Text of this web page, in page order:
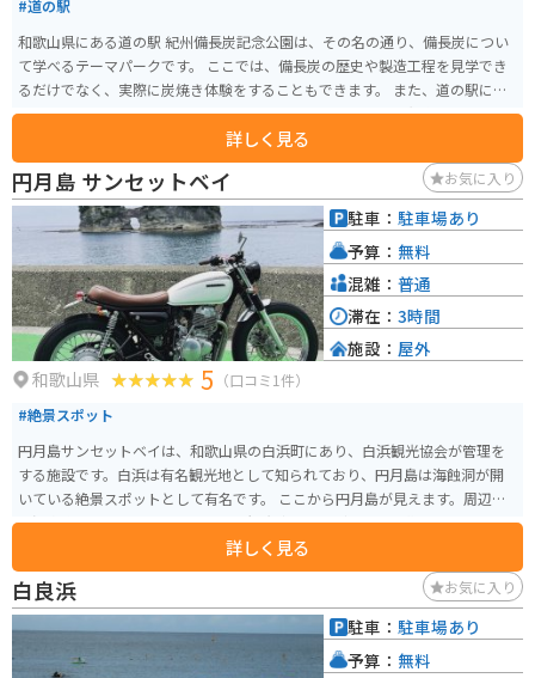
#道の駅
和歌山県にある道の駅 紀州備長炭記念公園は、その名の通り、備長炭につい
て学べるテーマパークです。 ここでは、備長炭の歴史や製造工程を見学でき
るだけでなく、実際に炭焼き体験をすることもできます。 また、道の駅に
は、地元の特産品を販売するショップやレストランもあり、和歌山ラーメン
や梅干しなど、地元グルメを楽しむこともできます。 バイクで訪れる場合、
駐車場も広く、休憩場所としても最適です。周辺には、熊野古道など、風光明
媚なツーリングスポットも点在しているので、拠点として利用するのもおす
すめです。 道の駅 紀州備長炭記念公園を訪れれば、備長炭について深く知る
ことができるだけでなく、和歌山の自然や食も満喫できます。
詳しく見る
円月島 サンセットベイ お気に入り
和歌山県 5 （口コミ1件）
#絶景スポット
円月島サンセットベイは、和歌山県の白浜町にあり、白浜観光協会が管理を
する施設です。白浜は有名観光地として知られており、円月島は海蝕洞が開
いている絶景スポットとして有名です。 ここから円月島が見えます。周辺に
は温泉施設も多くあり、他県からの観光客やライダーも多く集まります。
詳しく見る
駐車： 駐車場あり
予算： 無料
混雑： 普通
滞在： 3時間
施設： 屋外
白良浜 お気に入り
駐車： 駐車場あり
予算： 無料